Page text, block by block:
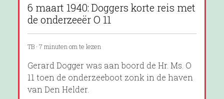
6 maart 1940: Doggers korte reis met
de onderzeeër O 11
TB · 7 minuten om te lezen
Gerard Dogger was aan boord de Hr. Ms. O
11 toen de onderzeeboot zonk in de haven
van Den Helder.